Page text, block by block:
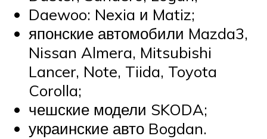
Daewoo: Nexia и Matiz;
японские автомобили Mazda3,
Nissan Almera, Mitsubishi
Lancer, Note, Tiida, Toyota
Corolla;
чешские модели SKODA;
украинские авто Bogdan.